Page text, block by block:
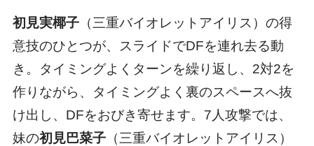
初見実椰子（三重バイオレットアイリス）の得
意技のひとつが、スライドでDFを連れ去る動
き。タイミングよくターンを繰り返し、2対2を
作りながら、タイミングよく裏のスペースへ抜
け出し、DFをおびき寄せます。7人攻撃では、
妹の初見巴菜子（三重バイオレットアイリス）